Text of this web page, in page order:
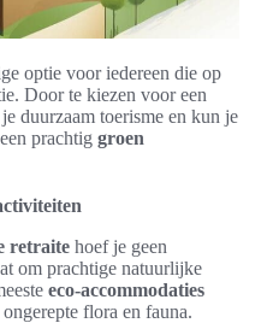
optie voor iedereen die op
Door te kiezen voor een
duurzaam toerisme en kun je
prachtig groen
retraite hoef je geen
om prachtige natuurlijke
eco-accommodaties
flora en fauna.